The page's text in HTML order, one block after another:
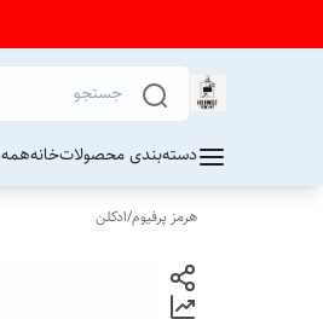
دسته‌بندی محصولاتخانه
هرمز پرفیوم/ادکلن